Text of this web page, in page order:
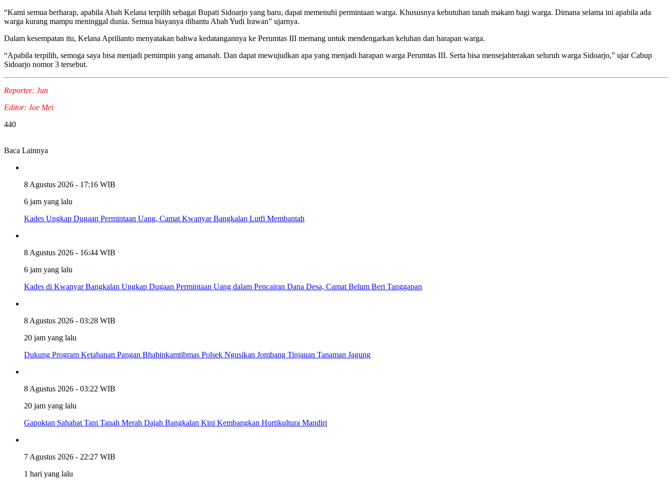
“Kami semua berharap, apabila Abah Kelana terpilih sebagai Bupati Sidoarjo yang baru, dapat memenuhi permintaan warga. Khususnya kebutuhan tanah makam bagi warga. Dimana selama ini apabila ada
warga kurang mampu meninggal dunia. Semua biayanya dibantu Abah Yudi Irawan” ujarnya.
Dalam kesempatan itu, Kelana Aprilianto menyatakan bahwa kedatangannya ke Perumtas III memang untuk mendengarkan keluhan dan harapan warga.
“Apabila terpilih, semoga saya bisa menjadi pemimpin yang amanah. Dan dapat mewujudkan apa yang menjadi harapan warga Perumtas III. Serta bisa mensejahterakan seluruh warga Sidoarjo,” ujar Cabup
Sidoarjo nomor 3 tersebut.
Reporter: Jun
Editor: Joe Mei
440
Baca Lainnya
8 Agustus 2026 - 17:16 WIB
6 jam yang lalu
Kades Ungkap Dugaan Permintaan Uang, Camat Kwanyar Bangkalan Lutfi Membantah
8 Agustus 2026 - 16:44 WIB
6 jam yang lalu
Kades di Kwanyar Bangkalan Ungkap Dugaan Permintaan Uang dalam Pencairan Dana Desa, Camat Belum Beri Tanggapan
8 Agustus 2026 - 03:28 WIB
20 jam yang lalu
Dukung Program Ketahanan Pangan Bhabinkamtibmas Polsek Ngusikan Jombang Tinjauan Tanaman Jagung
8 Agustus 2026 - 03:22 WIB
20 jam yang lalu
Gapoktan Sahabat Tani Tanah Merah Dajah Bangkalan Kini Kembangkan Hortikultura Mandiri
7 Agustus 2026 - 22:27 WIB
1 hari yang lalu